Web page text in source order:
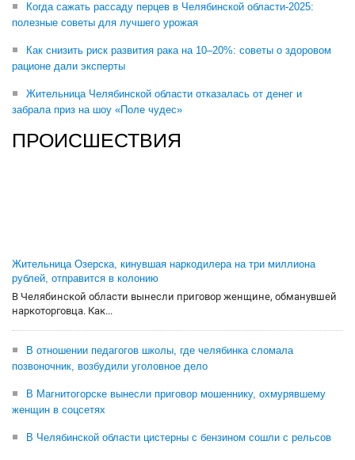
Когда сажать рассаду перцев в Челябинской области-2025:
полезные советы для лучшего урожая
Как снизить риск развития рака на 10–20%: советы о здоровом
рационе дали эксперты
Жительница Челябинской области отказалась от денег и
забрала приз на шоу «Поле чудес»
ПРОИСШЕСТВИЯ
Жительница Озерска, кинувшая наркодилера на три миллиона
рублей, отправится в колонию
В Челябинской области вынесли приговор женщине, обманувшей
наркоторговца. Как...
В отношении педагогов школы, где челябинка сломала
позвоночник, возбудили уголовное дело
В Магнитогорске вынесли приговор мошеннику, охмурявшему
женщин в соцсетях
В Челябинской области цистерны с бензином сошли с рельсов